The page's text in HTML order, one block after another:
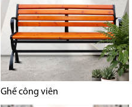
Ghế công viên